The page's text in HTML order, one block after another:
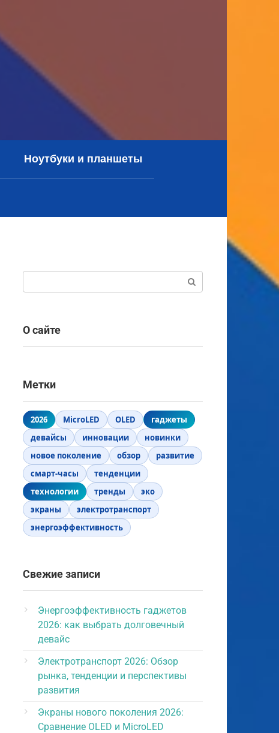
Ноутбуки и планшеты
О сайте
Метки
2026 MicroLED OLED
гаджеты
девайсы
инновации
новинки
новое поколение
обзор
развитие
смарт-часы
тенденции
технологии
тренды
эко
экраны
электротранспорт
энергоэффективность
Свежие записи
Энергоэффективность гаджетов
2026: как выбрать долговечный
девайс
Электротранспорт 2026: Обзор
рынка, тенденции и перспективы
развития
Экраны нового поколения 2026:
Сравнение OLED и MicroLED